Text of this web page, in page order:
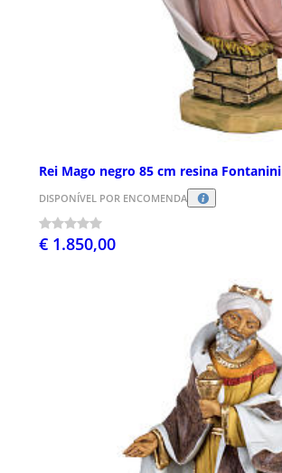
Rei Mago negro 85 cm resina Fontanini
DISPONÍVEL POR ENCOMENDA
€ 1.850,00